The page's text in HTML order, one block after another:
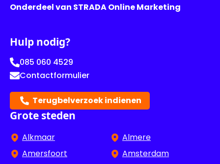
Onderdeel van STRADA Online Marketing
Hulp nodig?
085 060 4529
Contactformulier
Terugbelverzoek indienen
Grote steden
Alkmaar
Almere
Amersfoort
Amsterdam